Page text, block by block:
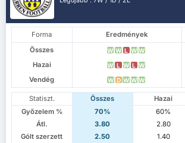
Forma Eredmények
Összes
W W L W W
Hazai W L W L W
Vendég W D W W W
Statiszt. Összes Hazai
Győzelem %
70% 60%
Átl.
3.80 2.80
Gólt szerzett
2.50 1.40